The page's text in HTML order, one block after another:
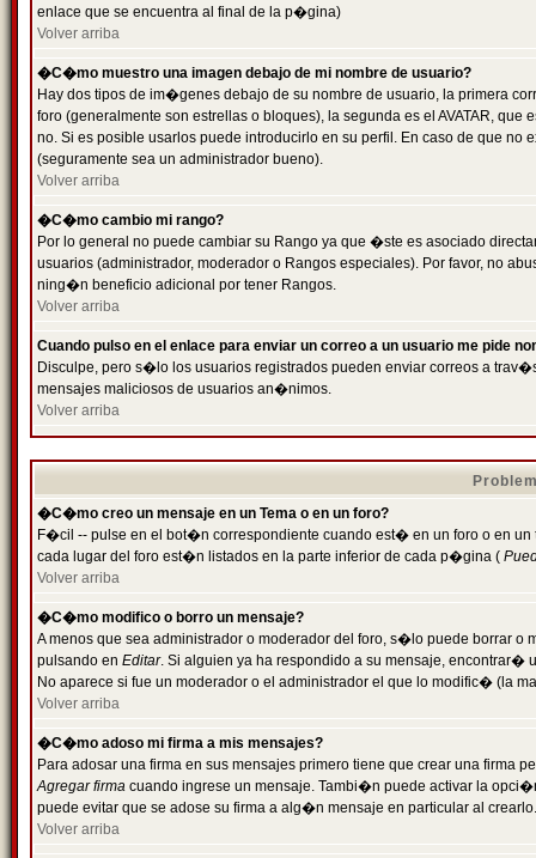
enlace que se encuentra al final de la p�gina)
Volver arriba
�C�mo muestro una imagen debajo de mi nombre de usuario?
Hay dos tipos de im�genes debajo de su nombre de usuario, la primera
foro (generalmente son estrellas o bloques), la segunda es el AVATAR,
no. Si es posible usarlos puede introducirlo en su perfil. En caso de que
(seguramente sea un administrador bueno).
Volver arriba
�C�mo cambio mi rango?
Por lo general no puede cambiar su Rango ya que �ste es asociado
usuarios (administrador, moderador o Rangos especiales). Por favor, no
ning�n beneficio adicional por tener Rangos.
Volver arriba
Cuando pulso en el enlace para enviar un correo a un usuario me pide
Disculpe, pero s�lo los usuarios registrados pueden enviar correos a
mensajes maliciosos de usuarios an�nimos.
Volver arriba
�C�mo creo un mensaje en un Tema o en un foro?
F�cil -- pulse en el bot�n correspondiente cuando est� en un foro o en
cada lugar del foro est�n listados en la parte inferior de cada p�gina (
Volver arriba
�C�mo modifico o borro un mensaje?
A menos que sea administrador o moderador del foro, s�lo puede borrar o
pulsando en Editar. Si alguien ya ha respondido a su mensaje, encontrar�
No aparece si fue un moderador o el administrador el que lo modific� (la
Volver arriba
�C�mo adoso mi firma a mis mensajes?
Para adosar una firma en sus mensajes primero tiene que crear una firma
Agregar firma cuando ingrese un mensaje. Tambi�n puede activar la
puede evitar que se adose su firma a alg�n mensaje en particular al crearlo.
Volver arriba